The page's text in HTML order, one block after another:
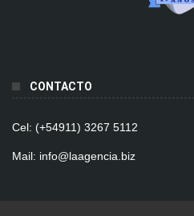
CONTACTO
Cel: (+54911) 3267 5112
Mail: info@laagencia.biz